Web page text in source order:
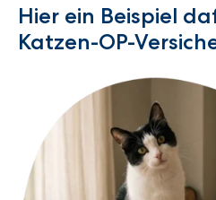
Hier ein Beispiel
Katzen-OP-